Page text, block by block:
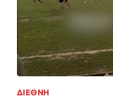
ΔΙΕΘΝΗ